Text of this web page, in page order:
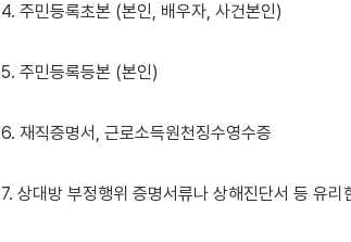
4. 주민등록초본 (본인, 배우자, 사건본인)
5. 주민등록등본 (본인)
6. 재직증명서, 근로소득원천징수영수증
7. 상대방 부정행위 증명서류나 상해진단서 등 유리